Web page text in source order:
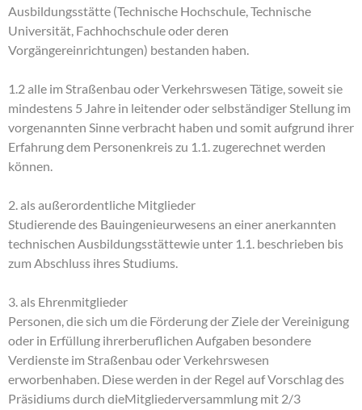
Ausbildungsstätte (Technische Hochschule, Technische
Universität, Fachhochschule oder deren
Vorgängereinrichtungen) bestanden haben.
1.2 alle im Straßenbau oder Verkehrswesen Tätige, soweit sie
mindestens 5 Jahre in leitender oder selbständiger Stellung im
vorgenannten Sinne verbracht haben und somit aufgrund ihrer
Erfahrung dem Personenkreis zu 1.1. zugerechnet werden
können.
2. als außerordentliche Mitglieder
Studierende des Bauingenieurwesens an einer anerkannten
technischen Ausbildungsstättewie unter 1.1. beschrieben bis
zum Abschluss ihres Studiums.
3. als Ehrenmitglieder
Personen, die sich um die Förderung der Ziele der Vereinigung
oder in Erfüllung ihrerberuflichen Aufgaben besondere
Verdienste im Straßenbau oder Verkehrswesen
erworbenhaben. Diese werden in der Regel auf Vorschlag des
Präsidiums durch dieMitgliederversammlung mit 2/3